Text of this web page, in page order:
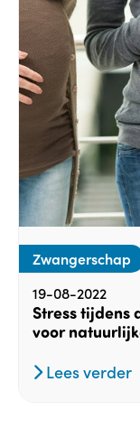
Zwangerschap
19-08-2022
Stress tijdens
voor
Lees verder